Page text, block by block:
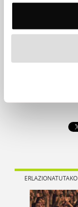
Zaleen erantzuna
bat edo
Beldurra ematen
badaude beste